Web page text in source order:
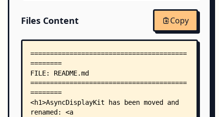
    ├── .buckconfig
    ├── .editorconfig
    ├── .slather.yml
    ├── .travis.yml
    ├── ASDKListKit/
    │   ├── Podfile
    │   └── ASDKListKitTests/
    │       ├── ASListKitTestAdapterDataSource.h
    │       ├── ASListKitTestAdapterDataSource.m
Files Content Copy